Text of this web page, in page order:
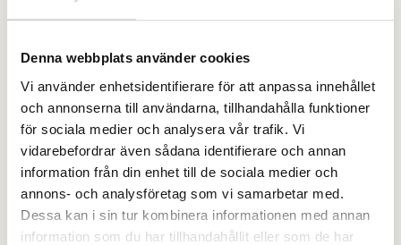
Denna webbplats använder cookies
Vi använder enhetsidentifierare för att anpassa innehållet
och annonserna till användarna, tillhandahålla funktioner
för sociala medier och analysera vår trafik. Vi
vidarebefordrar även sådana identifierare och annan
information från din enhet till de sociala medier och
annons- och analysföretag som vi samarbetar med.
Dessa kan i sin tur kombinera informationen med annan
information som du har tillhandahållit eller som de har
nödvändigt att komplettera med ytterligare
intervjuer eller tester beroende på vad
utredningsprocessen visar.
Det är viktigt att förstå att varje individ är unik
och vi strävar efter att anpassa utredningen efter
dina specifika behov. Vi tillämpar en effektiv och
strukturerad vårdprocess, där vi arbetar